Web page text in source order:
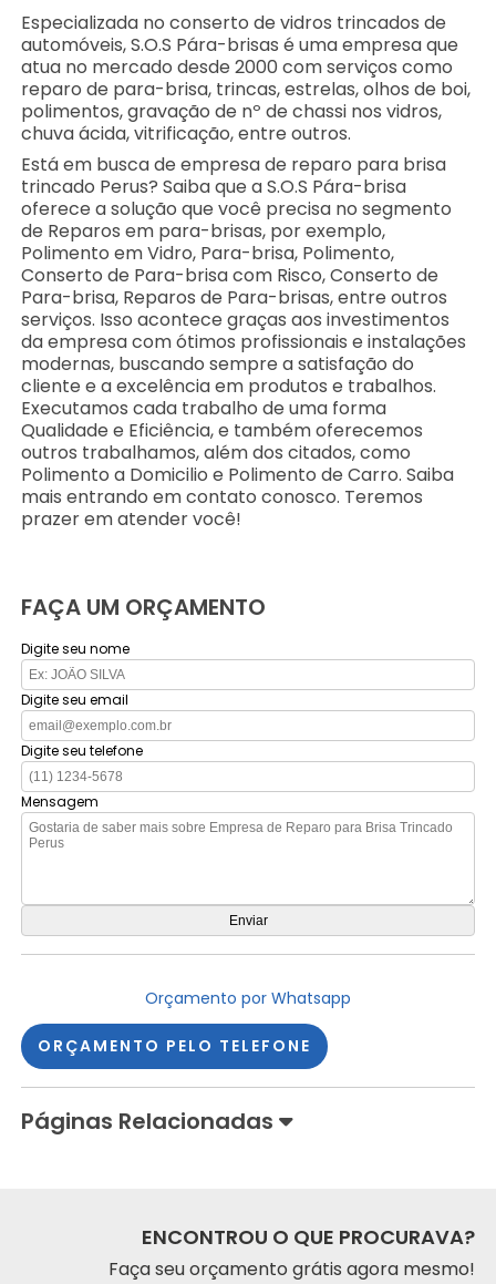
Especializada no conserto de vidros trincados de
automóveis, S.O.S Pára-brisas é uma empresa que
atua no mercado desde 2000 com serviços como
reparo de para-brisa, trincas, estrelas, olhos de boi,
polimentos, gravação de nº de chassi nos vidros,
chuva ácida, vitrificação, entre outros.
Está em busca de empresa de reparo para brisa
trincado Perus? Saiba que a S.O.S Pára-brisa
oferece a solução que você precisa no segmento
de Reparos em para-brisas, por exemplo,
Polimento em Vidro, Para-brisa, Polimento,
Conserto de Para-brisa com Risco, Conserto de
Para-brisa, Reparos de Para-brisas, entre outros
serviços. Isso acontece graças aos investimentos
da empresa com ótimos profissionais e instalações
modernas, buscando sempre a satisfação do
cliente e a excelência em produtos e trabalhos.
Executamos cada trabalho de uma forma
Qualidade e Eficiência, e também oferecemos
outros trabalhamos, além dos citados, como
Polimento a Domicilio e Polimento de Carro. Saiba
mais entrando em contato conosco. Teremos
prazer em atender você!
FAÇA UM ORÇAMENTO
Digite seu nome
Digite seu email
Digite seu telefone
Mensagem
Orçamento por Whatsapp
ORÇAMENTO PELO TELEFONE
Páginas Relacionadas
ENCONTROU O QUE PROCURAVA?
Faça seu orçamento grátis agora mesmo!